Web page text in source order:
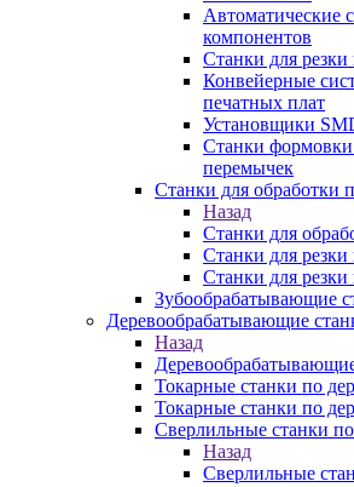
Автоматические
компонентов
Станки для
Конвейерные
печатных плат
Установщики
Станки
перемычек
Станки для обработки
Назад
Станки для
Станки для
Станки для резки
Зубообрабатывающие
Деревообрабатывающие
Назад
Токарные станки по
Токарные станки по
Сверлильные станки
Назад
Сверлильные